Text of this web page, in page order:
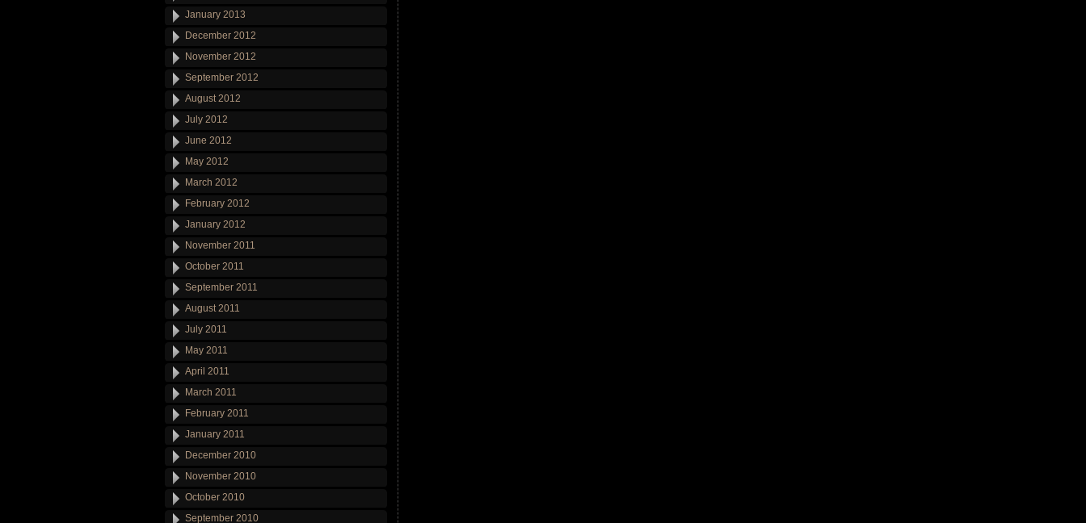
January 2013
December 2012
November 2012
September 2012
August 2012
July 2012
June 2012
May 2012
March 2012
February 2012
January 2012
November 2011
October 2011
September 2011
August 2011
July 2011
May 2011
April 2011
March 2011
February 2011
January 2011
December 2010
November 2010
October 2010
September 2010